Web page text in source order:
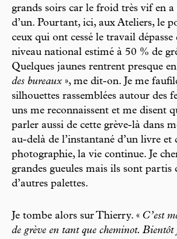
grands soirs car le froid très vif en a
d’un. Pourtant, ici, aux Ateliers, le
ceux qui ont cessé le travail
niveau national estimé à 50 % de
Quelques jaunes rentrent presque
des bureaux », me dit-on. Je me
silhouettes rassemblées autour des
uns me reconnaissent et me disent
parler aussi de cette grève-là dans
au-delà de l’instantané d’un livre et
photographie, la vie continue. Je
grandes gueules mais ils sont partis
d’autres palettes.
Je tombe alors sur Thierry. « C’est
de grève en tant que cheminot. Bientôt